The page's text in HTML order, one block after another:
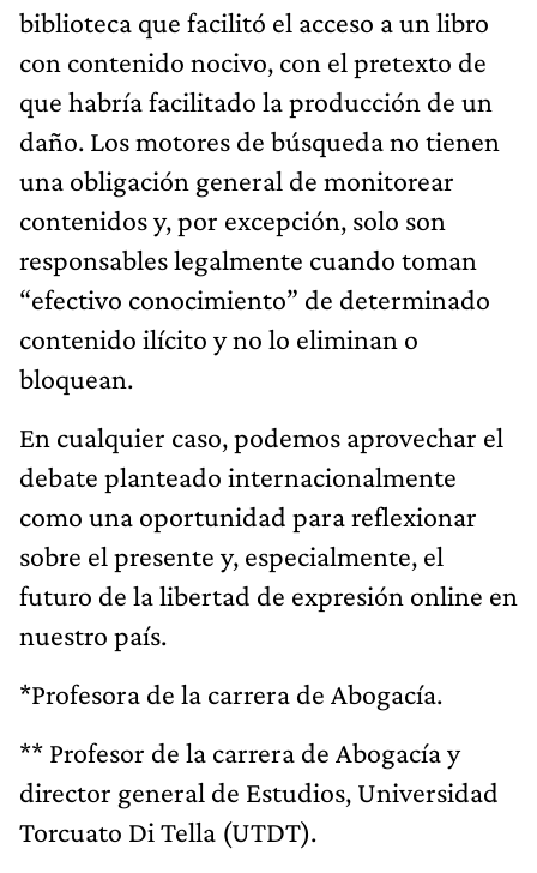
biblioteca que facilitó el acceso a un libro
con contenido nocivo, con el pretexto de
que habría facilitado la producción de un
daño. Los motores de búsqueda no tienen
una obligación general de monitorear
contenidos y, por excepción, solo son
responsables legalmente cuando toman
“efectivo conocimiento” de determinado
contenido ilícito y no lo eliminan o
bloquean.
En cualquier caso, podemos aprovechar el
debate planteado internacionalmente
como una oportunidad para reflexionar
sobre el presente y, especialmente, el
futuro de la libertad de expresión online en
nuestro país.
*Profesora de la carrera de Abogacía.
** Profesor de la carrera de Abogacía y
director general de Estudios, Universidad
Torcuato Di Tella (UTDT).